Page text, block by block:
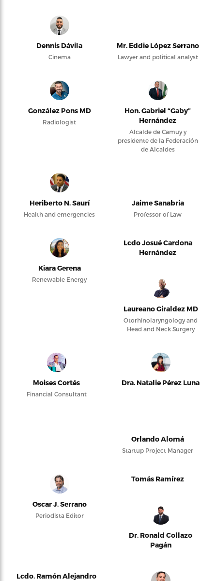
Dennis Dávila
Cinema
Mr. Eddie López Serrano
Lawyer and political analyst
González Pons MD
Radiologist
Hon. Gabriel “Gaby”
Hernández
Alcalde de Camuy y
presidente de la Federación
de Alcaldes
Heriberto N. Saurí
Health and emergencies
Jaime Sanabria
Professor of Law
Kiara Gerena
Renewable Energy
Lcdo Josué Cardona
Hernández
Laureano Giraldez MD
Otorhinolaryngology and
Head and Neck Surgery
Moises Cortés
Financial Consultant
Dra. Natalie Pérez Luna
Orlando Alomá
Startup Project Manager
Oscar J. Serrano
Periodista Editor
Tomás Ramírez
Dr. Ronald Collazo
Pagán
Lcdo. Ramón Alejandro